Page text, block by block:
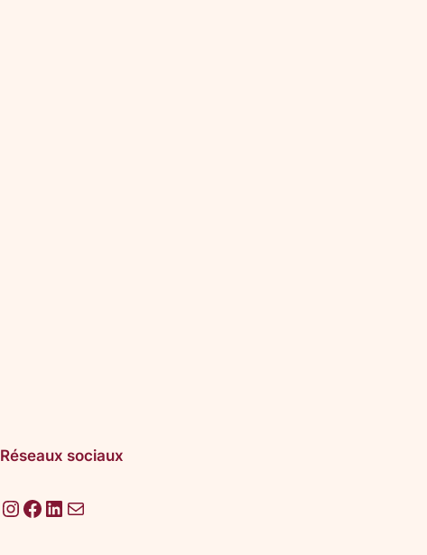
Réseaux sociaux
InstagramFacebook LinkedIn E-mail